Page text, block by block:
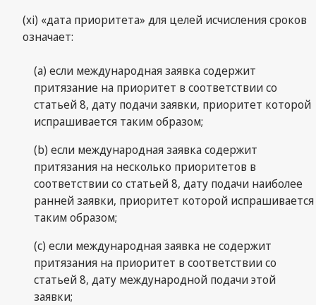
(xi) «дата приоритета» для целей исчисления сроков
означает:
(а) если международная заявка содержит
притязание на приоритет в соответствии со
статьей 8, дату подачи заявки, приоритет которой
испрашивается таким образом;
(b) если международная заявка содержит
притязания на несколько приоритетов в
соответствии со статьей 8, дату подачи наиболее
ранней заявки, приоритет которой испрашивается
таким образом;
(c) если международная заявка не содержит
притязания на приоритет в соответствии со
статьей 8, дату международной подачи этой
заявки;